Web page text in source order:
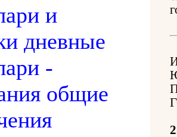
и
дневные
-
общие